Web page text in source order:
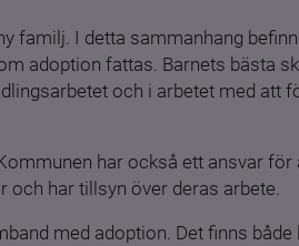
familj. I detta sammanhang
adoption fattas. Barnets bästa
och i arbetet med att
har också ett ansvar
har tillsyn över deras arbete.
med adoption. Det finns